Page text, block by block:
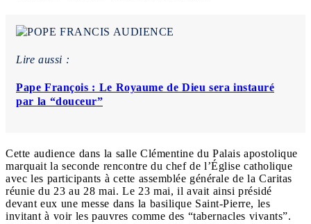
Lire aussi :
Pape François : Le Royaume de Dieu sera instauré
par la “douceur”
Cette audience dans la salle Clémentine du Palais apostolique
marquait la seconde rencontre du chef de l’Église catholique
avec les participants à cette assemblée générale de la Caritas
réunie du 23 au 28 mai. Le 23 mai, il avait ainsi présidé
devant eux une messe dans la basilique Saint-Pierre, les
invitant à voir les pauvres comme des “tabernacles vivants”.